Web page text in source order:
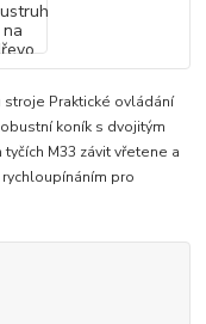
Praktické ovládání
koník s dvojitým
M33 závit vřetene a
pro